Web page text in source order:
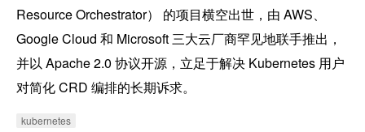
Resource Orchestrator） 的项目横空出世，由 AWS、
Google Cloud 和 Microsoft 三大云厂商罕见地联手推出，
并以 Apache 2.0 协议开源，立足于解决 Kubernetes 用户
对简化 CRD 编排的长期诉求。
kubernetes